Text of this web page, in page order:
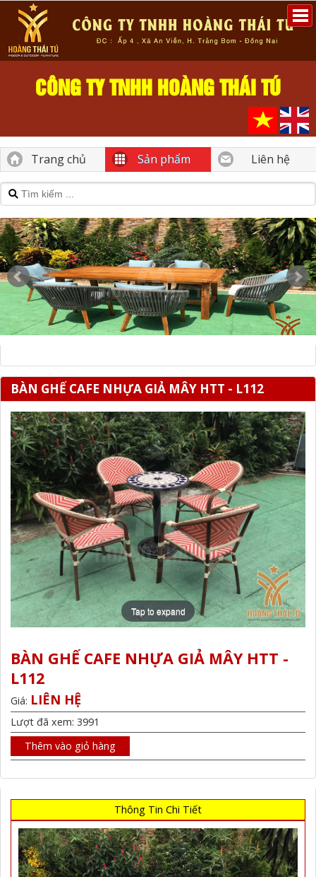
CÔNG TY TNHH HOÀNG THÁI TÚ
Trang chủ Sản phẩm Liên hệ
BÀN GHẾ CAFE NHỰA GIẢ MÂY HTT - L112
Tap to expand
BÀN GHẾ CAFE NHỰA GIẢ MÂY HTT -
L112
Giá: LIÊN HỆ
Lượt đã xem: 3991
Thêm vào giỏ hàng
Thông Tin Chi Tiết